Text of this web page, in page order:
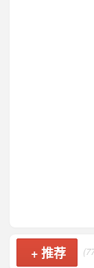
+推荐